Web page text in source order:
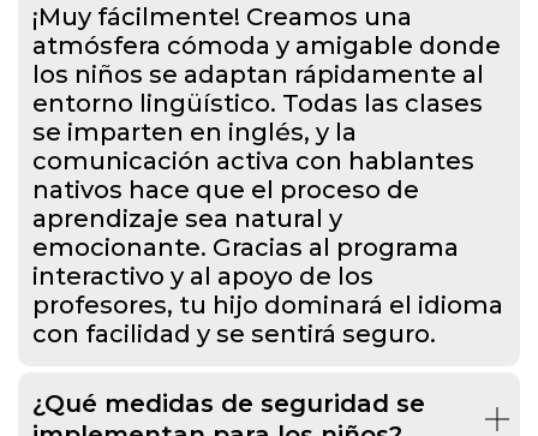
¡Muy fácilmente! Creamos una
atmósfera cómoda y amigable donde
los niños se adaptan rápidamente al
entorno lingüístico. Todas las clases
se imparten en inglés, y la
comunicación activa con hablantes
nativos hace que el proceso de
aprendizaje sea natural y
emocionante. Gracias al programa
interactivo y al apoyo de los
profesores, tu hijo dominará el idioma
con facilidad y se sentirá seguro.
¿Qué medidas de seguridad se